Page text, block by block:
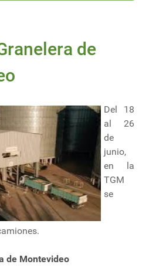
de
Del 18
al 26
de
junio,
en la
TGM
se
de Montevideo